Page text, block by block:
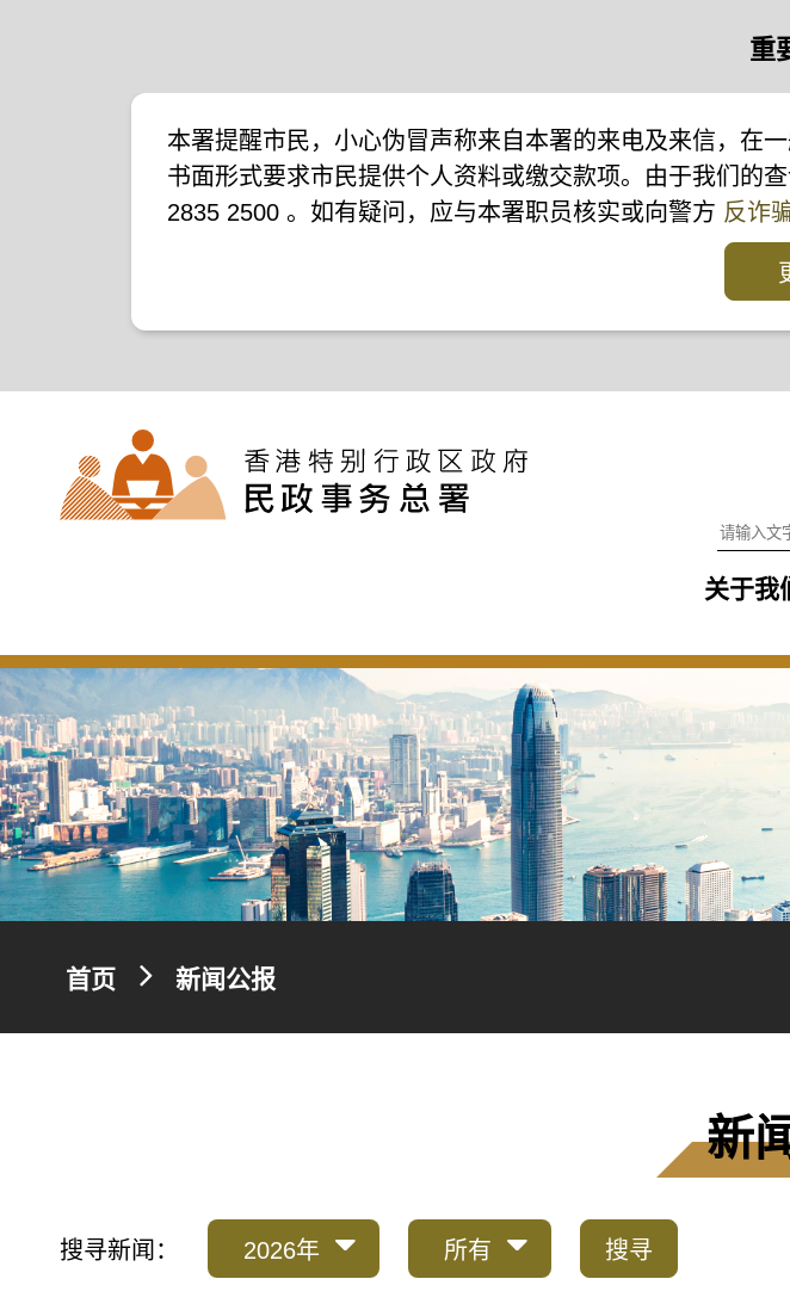
重
本署提醒市民，小心伪冒声称来自本署的来电及来信，在
书面形式要求市民提供个人资料或缴交款项。由于我们的
2835 2500 。如有疑问，应与本署职员核实或向警方 反诈
二零一九年十月八日的新闻公报
二零一九年七月二十六日的新闻公报
二零一七年四月二十八日的新闻公报
二零一七年四月五日的新闻公报
关于我
首页 新闻公报
新
搜寻新闻： 2026年 所有 搜寻